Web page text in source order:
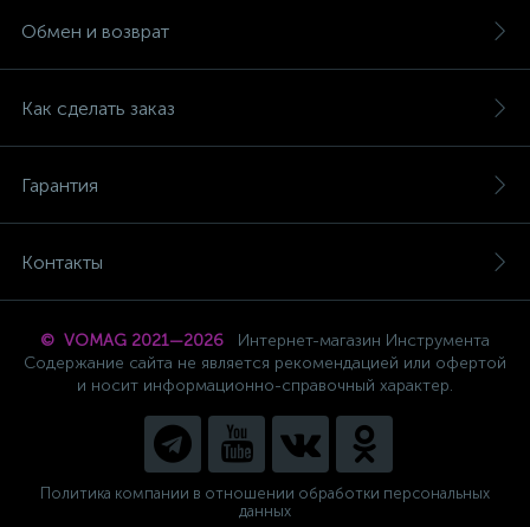
Обмен и возврат
Как сделать заказ
Гарантия
Контакты
© VOMAG 2021—2026
Интернет-магазин Инструмента
Содержание сайта не является рекомендацией или офертой
и носит информационно-справочный характер.
Политика компании в отношении обработки персональных
данных